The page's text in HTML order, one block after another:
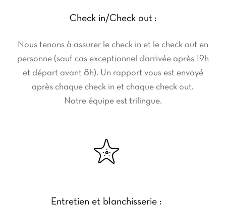
Check in/Check out :
Nous tenons à assurer le check in et le check out en
personne (sauf cas exceptionnel d’arrivée après 19h
et départ avant 8h). Un rapport vous est envoyé
après chaque check in et chaque check out.
Notre équipe est trilingue.
Entretien et blanchisserie :